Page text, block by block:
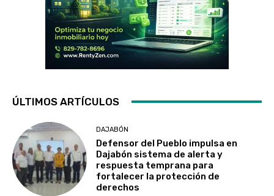
ÚLTIMOS ARTÍCULOS
DAJABÓN
Defensor del Pueblo impulsa en
Dajabón sistema de alerta y
respuesta temprana para
fortalecer la protección de
derechos